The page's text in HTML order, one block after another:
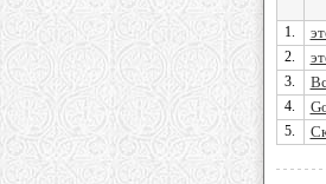
1.
2.
3.
4.
5.